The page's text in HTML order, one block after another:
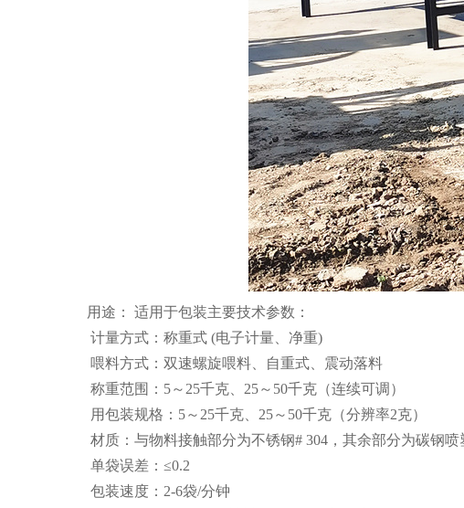
用途： 适用于包装主要技术参数：
计量方式：称重式 (电子计量、净重)
喂料方式：双速螺旋喂料、自重式、震动落料
称重范围：5～25千克、25～50千克（连续可调）
用包装规格：5～25千克、25～50千克（分辨率2克）
材质：与物料接触部分为不锈钢# 304，其余部分为碳钢喷
单袋误差：≤0.2
包装速度：2-6袋/分钟